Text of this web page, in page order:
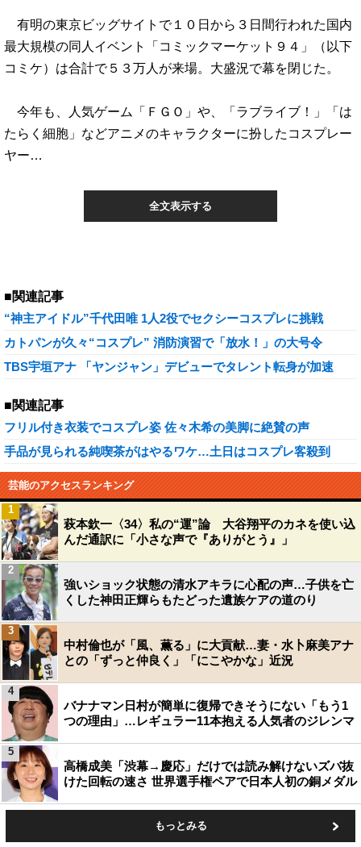
有明の東京ビッグサイトで１０日から３日間行われた国内
最大規模の同人イベント「コミックマーケット９４」（以下
コミケ）は合計で５３万人が来場。大盛況で幕を閉じた。
今年も、人気ゲーム「ＦＧＯ」や、「ラブライブ！」「は
たらく細胞」などアニメのキャラクターに扮したコスプレー
ヤー…
全文表示する
■関連記事
“神主アイドル”千代田唯 1人2役でセクシーコスプレに挑戦
カトパンが久々“コスプレ” 消防演習で「放水！」の大号令
TBS宇垣アナ 「ヤンジャン」デビューでタレント転身が加速
■関連記事
フリル付き衣装でコスプレ姿 佐々木希の美脚に絶賛の声
手品が見られる純喫茶がはやるワケ…土日はコスプレ客殺到
芸能のアクセスランキング
萩本欽一〈34〉私の“運”論 大谷翔平のカネを使い込
んだ通訳に「小さな声で『ありがとう』」
1
強いショック状態の清水アキラに心配の声…子供を亡
くした神田正輝らもたどった遺族ケアの道のり
2
中村倫也が「風、薫る」に大貢献…妻・水卜麻美アナ
との「ずっと仲良く」「にこやかな」近況
3
バナナマン日村が簡単に復帰できそうにない「もう1
つの理由」…レギュラー11本抱える人気者のジレンマ
4
高橋成美「渋幕→慶応」だけでは読み解けないズバ抜
けた回転の速さ 世界選手権ペアで日本人初の銅メダル
5
もっとみる